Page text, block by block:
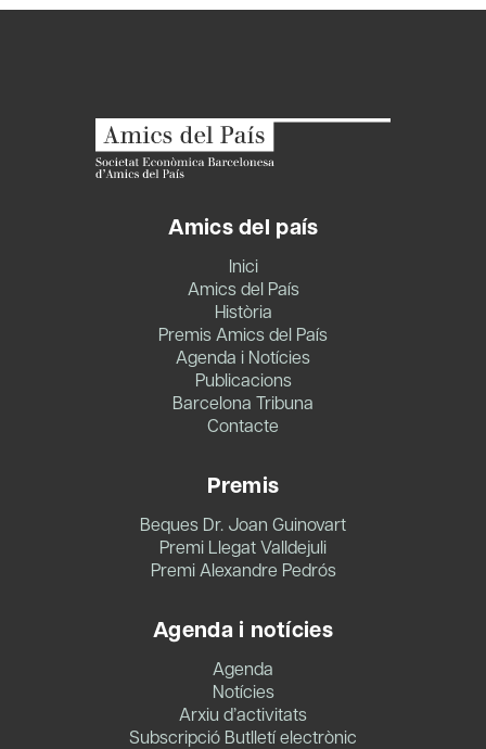
Amics del país
Inici
Amics del País
Història
Premis Amics del País
Agenda i Notícies
Publicacions
Barcelona Tribuna
Contacte
Premis
Beques Dr. Joan Guinovart
Premi Llegat Valldejuli
Premi Alexandre Pedrós
Agenda i notícies
Agenda
Notícies
Arxiu d’activitats
Subscripció Butlletí electrònic